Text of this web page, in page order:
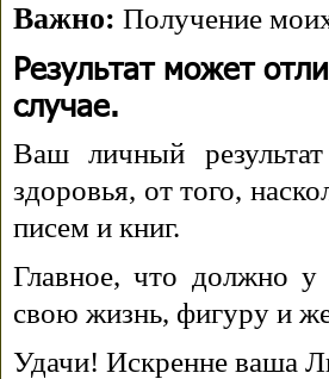
Важно: Получение
Результат может
случае.
Ваш личный
здоровья, от того,
писем и книг.
Главное, что должно у
свою жизнь, фигуру и
Удачи! Искренне ваша